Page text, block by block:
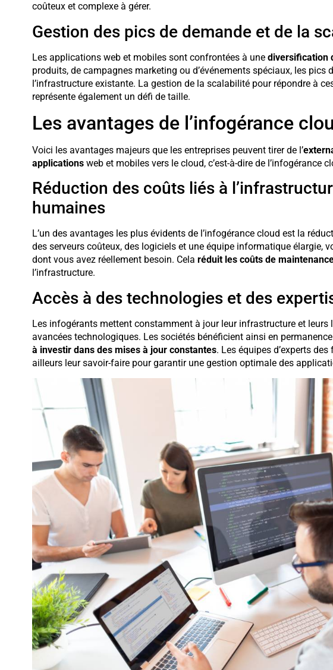
coûteux et complexe à gérer.
Gestion des pics de demande et de la
Les applications web et mobiles sont confrontées à une diversification
produits, de campagnes marketing ou d’événements spéciaux, les pics
l’infrastructure existante. La gestion de la scalabilité pour répondre à
représente également un défi de taille.
Les avantages de l’infogérance
Voici les avantages majeurs que les entreprises peuvent tirer de l’
applicationsweb et mobiles vers le cloud, c’est-à-dire de l’infogérance
Réduction des coûts liés à
humaines
L’un des avantages les plus évidents de l’infogérance cloud est la
des serveurs coûteux, des logiciels et une équipe informatique élargie,
dont vous avez réellement besoin. Cela réduit les coûts de
l’infrastructure.
Accès à des technologies et des
Les infogérants mettent constamment à jour leur infrastructure et leurs
avancées technologiques. Les sociétés bénéficient ainsi en
à investir dans des mises à jour constantes. Les équipes d’experts
ailleurs leur savoir-faire pour garantir une gestion optimale des